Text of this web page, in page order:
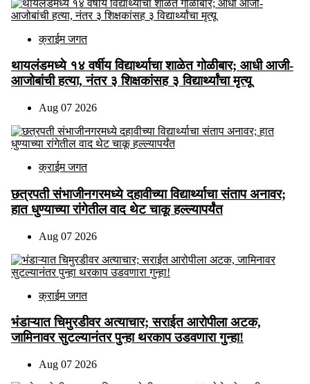
क्राईम जगत
थायलंडमध्ये १४ वर्षीय विद्यार्थ्याचा शाळेत गोळीबार; आधी आजी-
आजोबांची हत्या, नंतर ३ शिक्षकांसह ३ विद्यार्थ्यांचा मृत्यू
Aug 07 2026
क्राईम जगत
छत्रपती संभाजीनगरमध्ये दहावीच्या विद्यार्थ्याचा संताप अनावर;
हात धुण्याच्या रांगेतील वाद थेट चाकू हल्ल्यापर्यंत
Aug 07 2026
क्राईम जगत
भंडाऱ्यात चिमुरडीवर अत्याचार; सराईत आरोपीला अटक,
जामिनावर सुटल्यानंतर पुन्हा थरकाप उडवणारा गुन्हा!
Aug 07 2026